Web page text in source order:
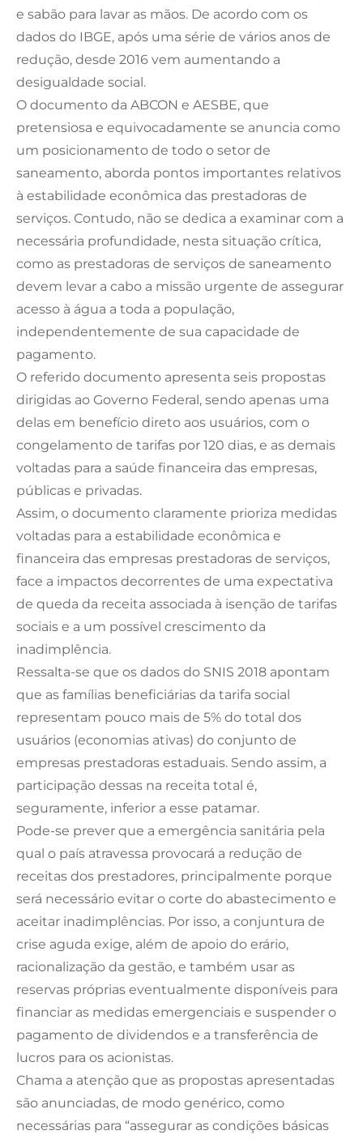
e sabão para lavar as mãos. De acordo com os
dados do IBGE, após uma série de vários anos de
redução, desde 2016 vem aumentando a
desigualdade social.
O documento da ABCON e AESBE, que
pretensiosa e equivocadamente se anuncia como
um posicionamento de todo o setor de
saneamento, aborda pontos importantes relativos
à estabilidade econômica das prestadoras de
serviços. Contudo, não se dedica a examinar com a
necessária profundidade, nesta situação crítica,
como as prestadoras de serviços de saneamento
devem levar a cabo a missão urgente de assegurar
acesso à água a toda a população,
independentemente de sua capacidade de
pagamento.
O referido documento apresenta seis propostas
dirigidas ao Governo Federal, sendo apenas uma
delas em benefício direto aos usuários, com o
congelamento de tarifas por 120 dias, e as demais
voltadas para a saúde financeira das empresas,
públicas e privadas.
Assim, o documento claramente prioriza medidas
voltadas para a estabilidade econômica e
financeira das empresas prestadoras de serviços,
face a impactos decorrentes de uma expectativa
de queda da receita associada à isenção de tarifas
sociais e a um possível crescimento da
inadimplência.
Ressalta-se que os dados do SNIS 2018 apontam
que as famílias beneficiárias da tarifa social
representam pouco mais de 5% do total dos
usuários (economias ativas) do conjunto de
empresas prestadoras estaduais. Sendo assim, a
participação dessas na receita total é,
seguramente, inferior a esse patamar.
Pode-se prever que a emergência sanitária pela
qual o país atravessa provocará a redução de
receitas dos prestadores, principalmente porque
será necessário evitar o corte do abastecimento e
aceitar inadimplências. Por isso, a conjuntura de
crise aguda exige, além de apoio do erário,
racionalização da gestão, e também usar as
reservas próprias eventualmente disponíveis para
financiar as medidas emergenciais e suspender o
pagamento de dividendos e a transferência de
lucros para os acionistas.
Chama a atenção que as propostas apresentadas
são anunciadas, de modo genérico, como
necessárias para “assegurar as condições básicas